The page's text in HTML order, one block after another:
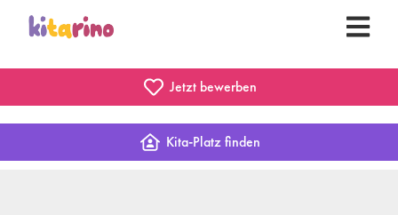
Jetzt bewerben
Kita-Platz finden